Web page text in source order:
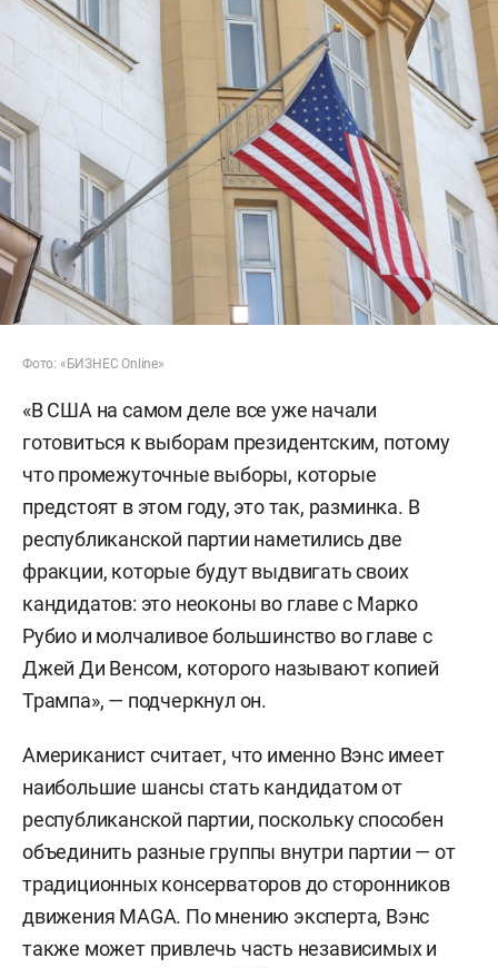
Фото: «БИЗНЕС Online»
«В США на самом деле все уже начали
готовиться к выборам президентским, потому
что промежуточные выборы, которые
предстоят в этом году, это так, разминка. В
республиканской партии наметились две
фракции, которые будут выдвигать своих
кандидатов: это неоконы во главе с Марко
Рубио и молчаливое большинство во главе с
Джей Ди Венсом, которого называют копией
Трампа», — подчеркнул он.
Американист считает, что именно Вэнс имеет
наибольшие шансы стать кандидатом от
республиканской партии, поскольку способен
объединить разные группы внутри партии — от
традиционных консерваторов до сторонников
движения MAGA. По мнению эксперта, Вэнс
также может привлечь часть независимых и